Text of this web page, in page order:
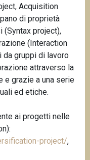
Acquisition
di proprietà
project),
(Interaction
gruppi di lavoro
attraverso la
e grazie a una serie
ed etiche.
ai progetti nelle
project/,